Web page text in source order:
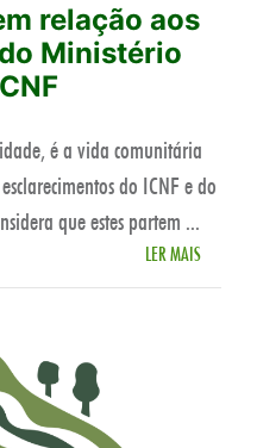
relação aos
Ministério
é a vida comunitária
do ICNF e do
que estes partem ...
LER MAIS